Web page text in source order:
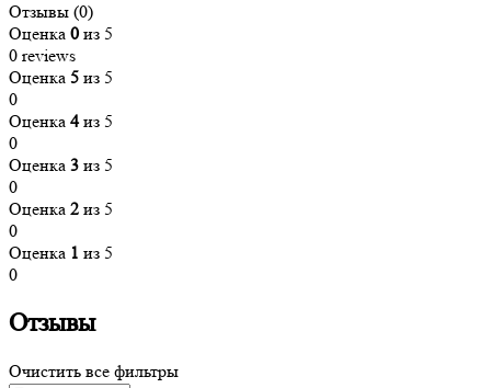
Отзывы (0)
Оценка 0 из 5
0 reviews
Оценка 5 из 5
0
Оценка 4из 5
0
Оценка 3 из 5
0
Оценка 2 из 5
0
Оценка 1 из 5
0
Отзывы
Очистить все фильтры